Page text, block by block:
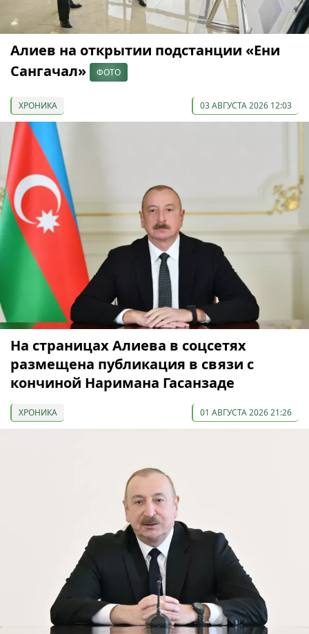
Алиев на открытии подстанции «Ени
Сангачал»
ФОТО
ХРОНИКА 03 АВГУСТА 2026 12:03
На страницах Алиева в соцсетях
размещена публикация в связи с
кончиной Наримана Гасанзаде
ХРОНИКА 01 АВГУСТА 2026 21:26